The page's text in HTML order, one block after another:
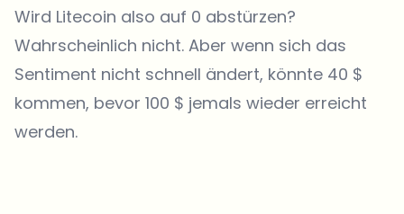
Wird Litecoin also auf 0 abstürzen?
Wahrscheinlich nicht. Aber wenn sich das
Sentiment nicht schnell ändert, könnte 40 $
kommen, bevor 100 $ jemals wieder erreicht
werden.